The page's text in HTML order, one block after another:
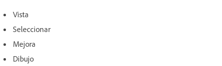
Vista
Seleccionar
Mejora
Dibujo